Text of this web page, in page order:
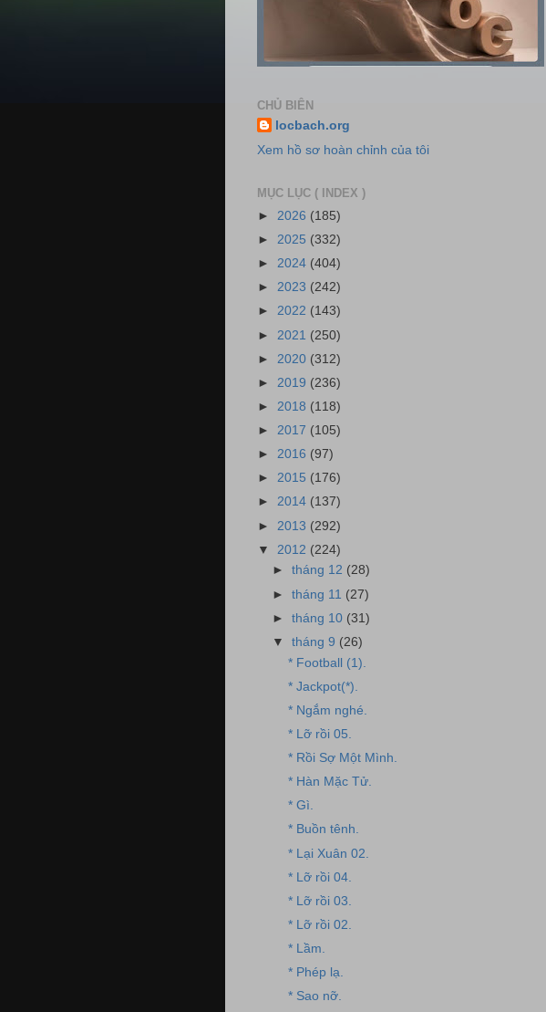
CHỦ BIÊN
locbach.org
Xem hồ sơ hoàn chỉnh của tôi
MỤC LỤC ( INDEX )
► 2026 (185)
► 2025 (332)
► 2024 (404)
► 2023 (242)
► 2022 (143)
► 2021 (250)
► 2020 (312)
► 2019 (236)
► 2018 (118)
► 2017 (105)
► 2016 (97)
► 2015 (176)
► 2014 (137)
► 2013 (292)
▼ 2012 (224)
►tháng 12 (28)
►tháng 11 (27)
►tháng 10 (31)
▼tháng 9 (26)
* Football (1).
* Jackpot(*).
* Ngắm nghé.
* Lỡ rồi 05.
* Rồi Sợ Một Mình.
* Hàn Mặc Tử.
* Gì.
* Buồn tênh.
* Lại Xuân 02.
* Lỡ rồi 04.
* Lỡ rồi 03.
* Lỡ rồi 02.
* Lầm.
* Phép lạ.
* Sao nỡ.